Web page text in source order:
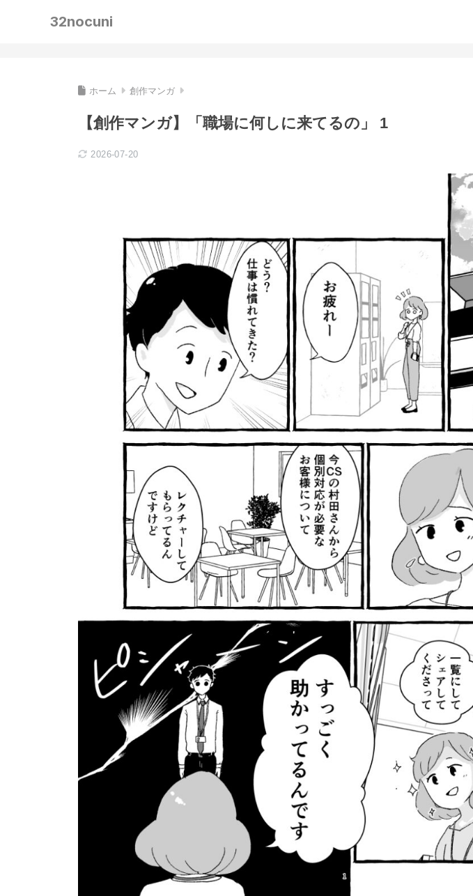
32nocuni
ホーム 創作マンガ
【創作マンガ】「職場に何しに来てるの」 1
2026-07-20